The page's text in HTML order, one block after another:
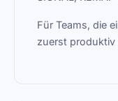
Für Teams, die
zuerst produktiv